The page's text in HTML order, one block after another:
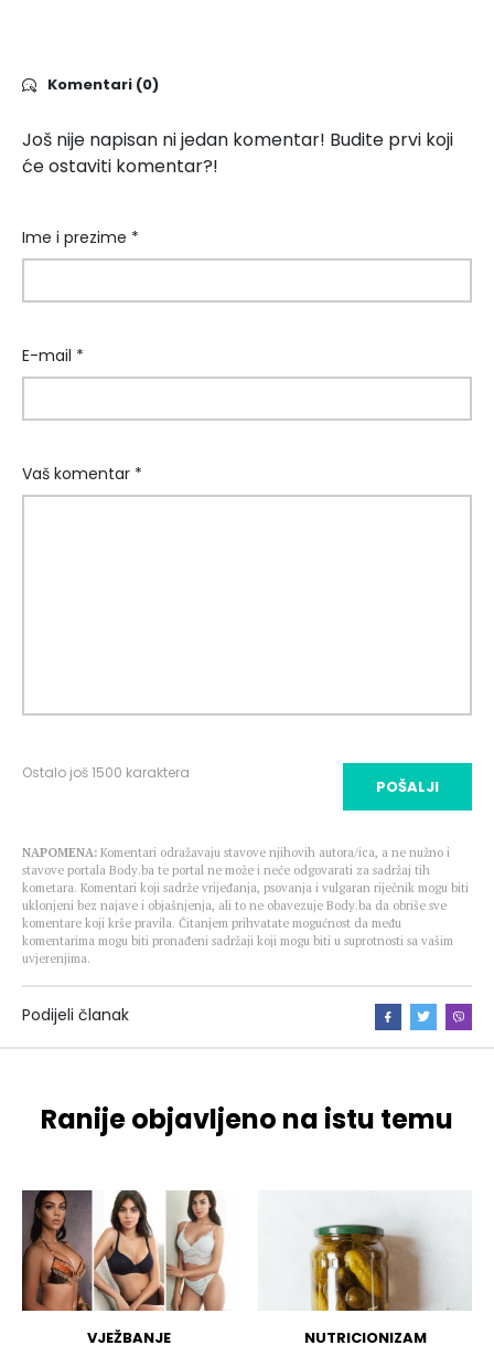
Komentari (0)
Još nije napisan ni jedan komentar! Budite prvi koji
će ostaviti komentar?!
Ime i prezime *
E-mail *
Vaš komentar *
Ostalo još1500 karaktera
POŠALJI
NAPOMENA: Komentari odražavaju stavove njihovih autora/ica, a ne nužno i
stavove portala Body.ba te portal ne može i neće odgovarati za sadržaj tih
kometara. Komentari koji sadrže vrijeđanja, psovanja i vulgaran riječnik mogu biti
uklonjeni bez najave i objašnjenja, ali to ne obavezuje Body.ba da obriše sve
komentare koji krše pravila. Čitanjem prihvatate mogućnost da među
komentarima mogu biti pronađeni sadržaji koji mogu biti u suprotnosti sa vašim
uvjerenjima.
Podijeli članak
Ranije objavljeno na istu temu
VJEŽBANJE NUTRICIONIZAM